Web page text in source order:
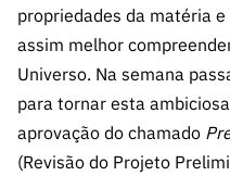
propriedades da matéria
assim melhor
Universo. Na semana
para tornar esta
aprovação do chamado
(Revisão do Projeto